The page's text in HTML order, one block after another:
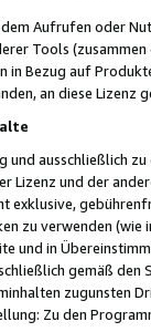
Aufrufen oder
Tools (zusammen
in Bezug auf
an diese Lizenz
ausschließlich
Lizenz und der
zu verwenden
und in
gemäß
zugunsten
Zu den